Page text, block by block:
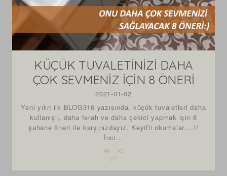
KÜÇÜK TUVALETİNİZİ DAHA
ÇOK SEVMENİZ İÇİN 8 ÖNERİ
2021-01-02
Yeni yılın ilk BLOG316 yazısında, küçük tuvaletleri daha
kullanışlı, daha ferah ve daha çekici yapmak için 8
şahane öneri ile karşınızdayız. Keyifli okumalar... //
İnci...